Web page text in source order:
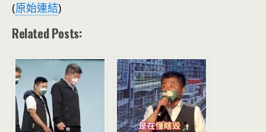
(原始連結)
Related Posts: